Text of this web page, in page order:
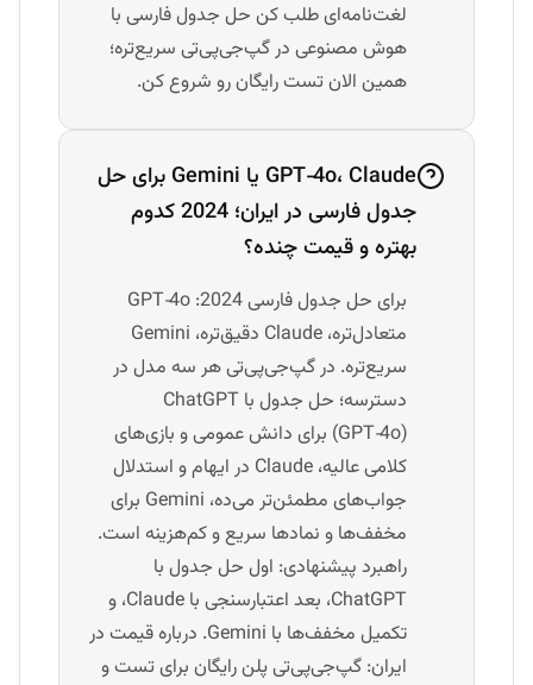
لغت‌نامه‌ای طلب کن حل جدول فارسی با
هوش مصنوعی در گپ‌جی‌پی‌تی سریع‌تره؛
همین الان تست رایگان رو شروع کن.
GPT‑4o، Claude یا Gemini برای حل
جدول فارسی در ایران؛ 2024 کدوم
بهتره و قیمت چنده؟
برای حل جدول فارسی 2024: GPT‑4o
متعادل‌تره، Claude دقیق‌تره، Gemini
سریع‌تره. در گپ‌جی‌پی‌تی هر سه مدل در
دسترسه؛ حل جدول با ChatGPT
(GPT‑4o) برای دانش عمومی و بازی‌های
کلامی عالیه، Claude در ایهام و استدلال
جواب‌های مطمئن‌تر می‌ده، Gemini برای
مخفف‌ها و نمادها سریع و کم‌هزینه است.
راهبرد پیشنهادی: اول حل جدول با
ChatGPT، بعد اعتبارسنجی با Claude، و
تکمیل مخفف‌ها با Gemini. درباره قیمت در
ایران: گپ‌جی‌پی‌تی پلن رایگان برای تست و